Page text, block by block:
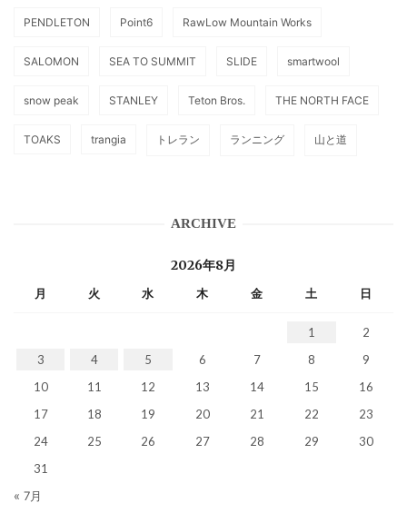
PENDLETON Point6 RawLow Mountain Works
SALOMON SEA TO SUMMIT SLIDE smartwool
snow peak STANLEY Teton Bros. THE NORTH FACE
TOAKS trangia トレラン ランニング 山と道
ARCHIVE
2026年8月
月 火 水 木 金 土 日
1
2
3
4 5 6 7 8
9
10
11 12 13 14 15
16
17
18 19 20 21 22
23
24
25 26 27 28 29
30
31
« 7月